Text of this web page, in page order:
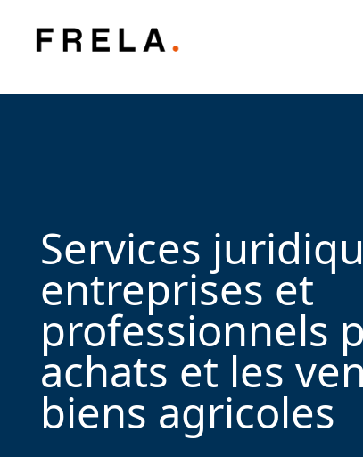
Services
entreprises et
professionnels
achats et les
biens agricoles